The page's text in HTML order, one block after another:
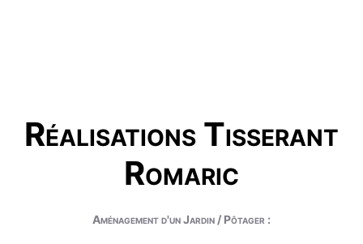
Réalisations Tisserant
Romaric
Aménagement d'un Jardin / Pôtager :